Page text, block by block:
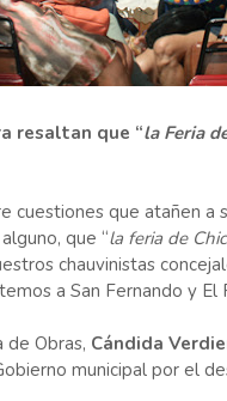
resaltan que “la Feria
cuestiones que atañen a
que “la feria de
chauvinistas
a San Fernando y
Obras, Cándida
municipal por el